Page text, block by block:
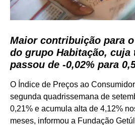
Maior contribuição para
do grupo Habitação, cuja
passou de -0,02% para
O Índice de Preços ao
segunda quadrissemana de
0,21% e acumula alta de 4,12%
meses, informou a Fundação